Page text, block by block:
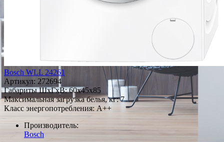
Bosch WLL 24261
Артикул: 272694
Габариты ШxГxВ: 60x45x85
Максимальная загрузка белья, кг: 7
Класс энергопотребления: A++
Производитель:
Bosch